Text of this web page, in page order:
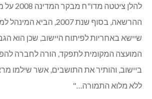
להלן
ההרשאה, בסוף שנת 2007,
שיישא באחריות לפיתוח היישוב, שכן הוא
המועצה המקומית לתפקד, הורה לחברה
ביישוב, והותיר את התושבים, אשר שילמו
ללא מלוא התמורה…"